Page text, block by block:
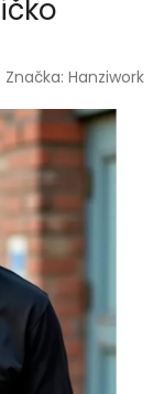
Značka:Hanziwork